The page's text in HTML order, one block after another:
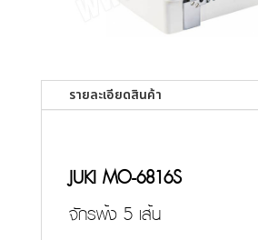
รายละเอียดสินค้า
JUKI MO-6816S
จักรพ้ง 5 เส้น